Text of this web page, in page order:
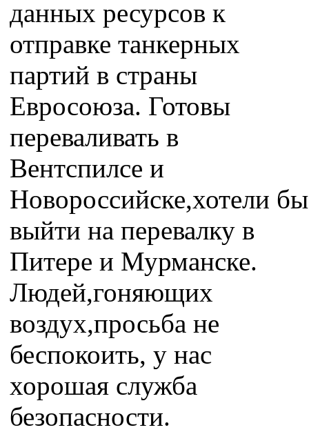
данных ресурсов к
отправке танкерных
партий в страны
Евросоюза. Готовы
переваливать в
Вентспилсе и
Новороссийске,хотели бы
выйти на перевалку в
Питере и Мурманске.
Людей,гоняющих
воздух,просьба не
беспокоить, у нас
хорошая служба
безопасности.